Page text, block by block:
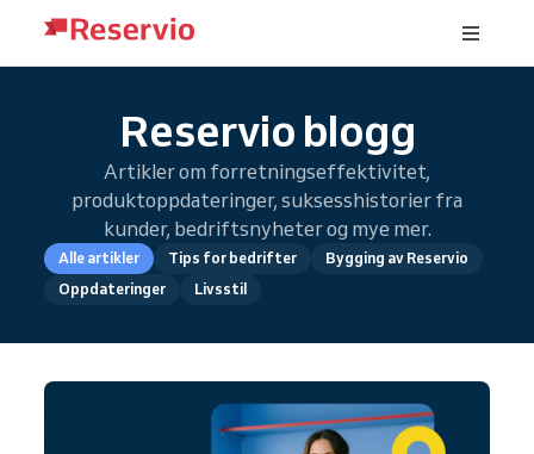
Reservio blogg
Artikler om forretningseffektivitet,
produktoppdateringer, suksesshistorier fra
kunder, bedriftsnyheter og mye mer.
Alle artikler Tips for bedrifter
Bygging av Reservio
Oppdateringer
Livsstil